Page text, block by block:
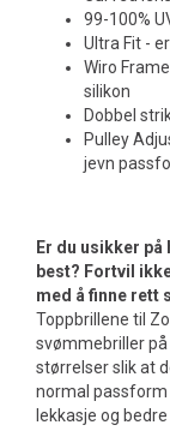
99-100%
Ultra Fit -
Wiro
silikon
Dobbel
Pulley
jevn
Er du usikker på
best? Fortvil
med å finne rett
Toppbrillene til
svømmebriller på
størrelser slik at
normal
lekkasje og